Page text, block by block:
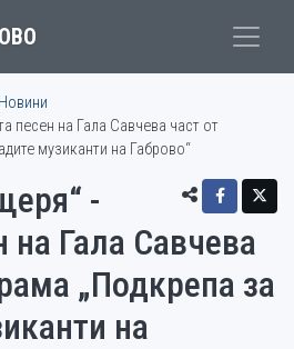
Новини
песен на Гала Савчева част от
музиканти на Габрово“
-
на Гала Савчева
„Подкрепа за
на